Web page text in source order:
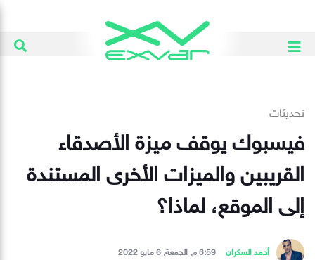
تحديثات
فيسبوك يوقف ميزة الأصدقاء
القريبين والميزات الأخرى المستندة
إلى الموقع، لماذا؟
أحمد السكران 3:59 م, الجمعة, 6 مايو 2022